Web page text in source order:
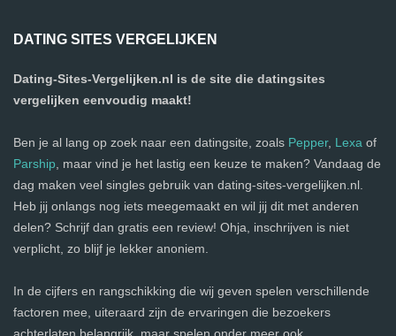
DATING SITES VERGELIJKEN
Dating-Sites-Vergelijken.nl is de site die datingsites
vergelijken eenvoudig maakt!
Ben je al lang op zoek naar een datingsite, zoals Pepper, Lexa of
Parship , maar vind je het lastig een keuze te maken? Vandaag de
dag maken veel singles gebruik van dating-sites-vergelijken.nl.
Heb jij onlangs nog iets meegemaakt en wil jij dit met anderen
delen? Schrijf dan gratis een review! Ohja, inschrijven is niet
verplicht, zo blijf je lekker anoniem.
In de cijfers en rangschikking die wij geven spelen verschillende
factoren mee, uiteraard zijn de ervaringen die bezoekers